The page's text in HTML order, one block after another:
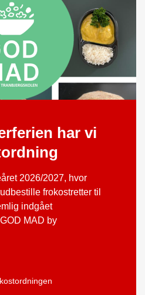
har vi
2026/2027, hvor
frokostretter til
indgået
MAD by